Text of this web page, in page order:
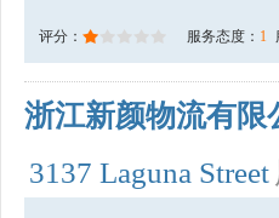
评分： 服务态度： 1
浙江新颜物流有限
3137 Laguna Street